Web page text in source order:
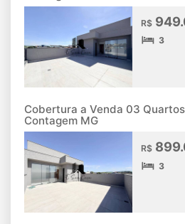
R$
3
Cobertura a Venda 03
Contagem MG
R$
3